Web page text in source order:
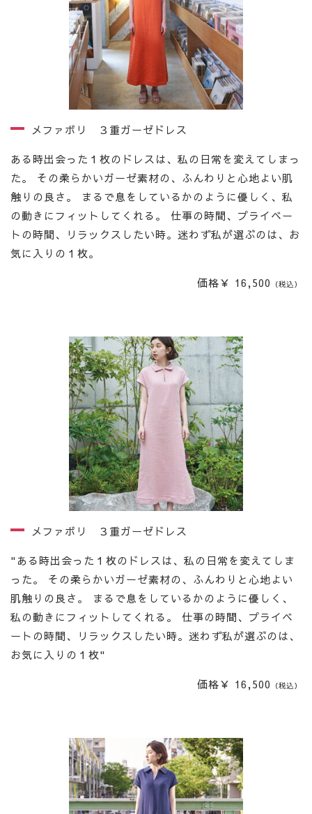
メファボリ ３重ガーゼドレス
ある時出会った１枚のドレスは、私の日常を変えてしまっ
た。 その柔らかいガーゼ素材の、ふんわりと心地よい肌
触りの良さ。 まるで息をしているかのように優しく、私
の動きにフィットしてくれる。 仕事の時間、プライベー
トの時間、リラックスしたい時。迷わず私が選ぶのは、お
気に入りの１枚。
価格￥ 16,500 （税込）
メファボリ ３重ガーゼドレス
"ある時出会った１枚のドレスは、私の日常を変えてしま
った。 その柔らかいガーゼ素材の、ふんわりと心地よい
肌触りの良さ。 まるで息をしているかのように優しく、
私の動きにフィットしてくれる。 仕事の時間、プライベ
ートの時間、リラックスしたい時。迷わず私が選ぶのは、
お気に入りの１枚"
価格￥ 16,500 （税込）